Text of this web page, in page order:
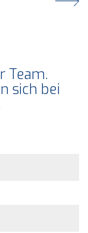
Team.
sich bei